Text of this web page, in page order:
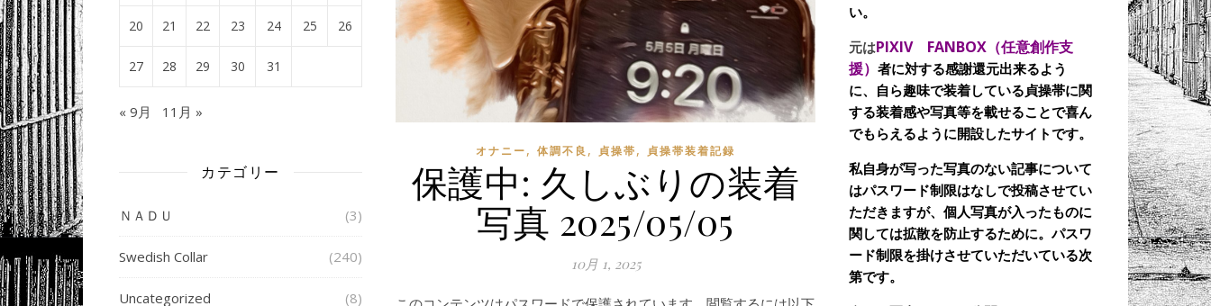
20 21 22 23 24 25 26
27 28 29 30 31
« 9月 11月 »
カテゴリー
ＮＡＤＵ (3)
Swedish Collar (240)
Uncategorized (8)
オナニー, 体調不良 , 貞操帯, 貞操帯装着記録
保護中: 久しぶりの装着
写真 2025/05/05
10月 1, 2025
い。
元はPIXIV FANBOX（任意創作支
援） 者に対する感謝還元出来るよう
に、自ら趣味で装着している貞操帯に関
する装着感や写真等を載せることで喜ん
でもらえるように開設したサイトです。
私自身が写った写真のない記事について
はパスワード制限はなしで投稿させてい
ただきますが、個人写真が入ったものに
関しては拡散を防止するために。パスワ
ード制限を掛けさせていただいている次
第です。